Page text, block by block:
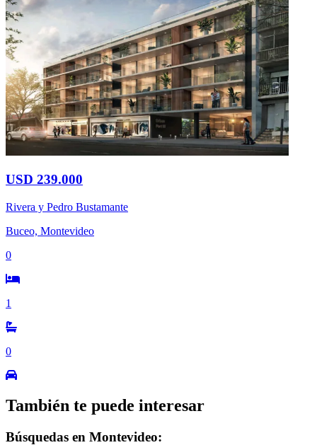
USD 239.000
Rivera y Pedro Bustamante
Buceo, Montevideo
0
1
0
También te puede interesar
Búsquedas en Montevideo: